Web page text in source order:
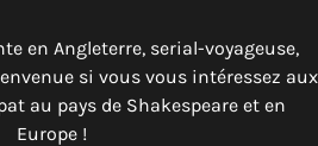
en Angleterre, serial-voyageuse,
si vous vous intéressez aux
au pays de Shakespeare et en
Europe !